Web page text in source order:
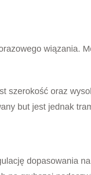
BUTY SPORTOWE